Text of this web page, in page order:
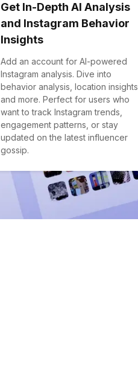
Get In-Depth AI Analysis
and Instagram Behavior
Insights
Add an account for AI-powered
Instagram analysis. Dive into
behavior analysis, location insights,
and more. Perfect for users who
want to track Instagram trends,
engagement patterns, or stay
updated on the latest influencer
gossip.